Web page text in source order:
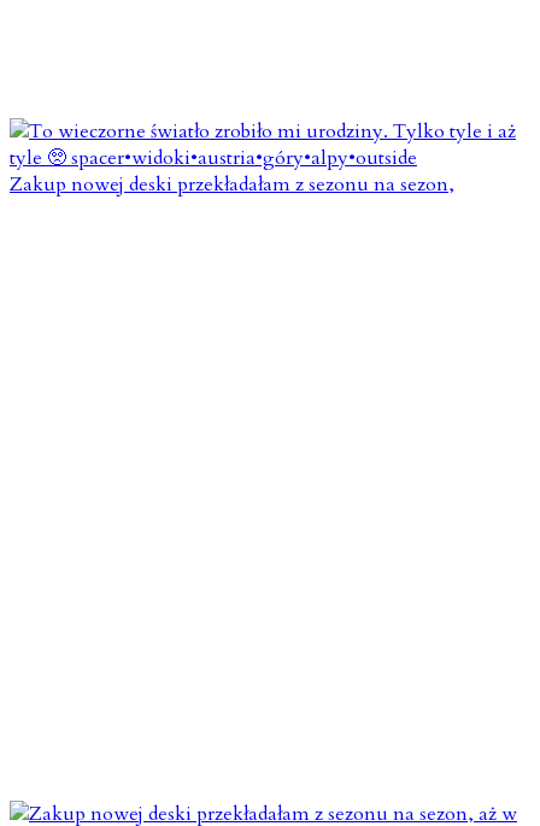
Zakup nowej deski przekładałam z sezonu na sezon,